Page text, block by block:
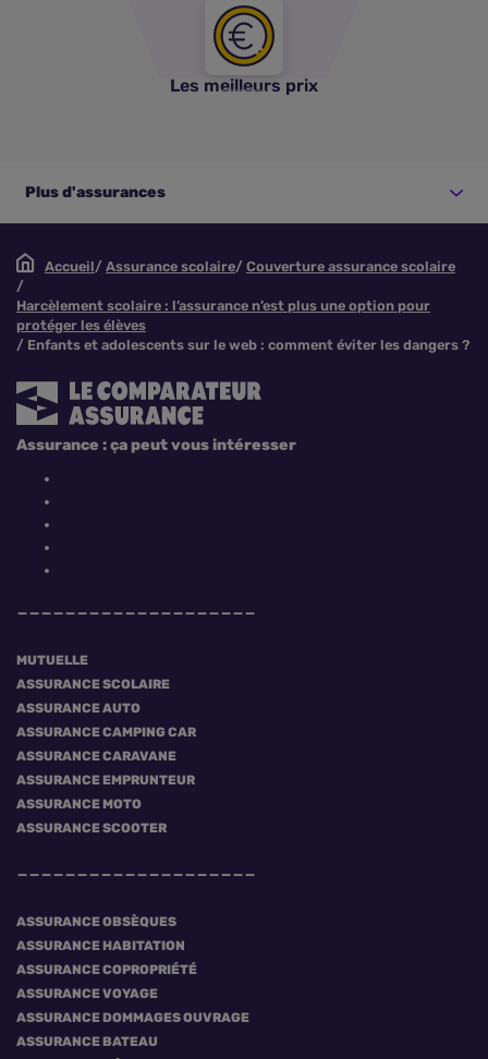
Les meilleurs prix
Plus d'assurances
Accueil Assurance scolaire Couverture assurance scolaire
Harcèlement scolaire : l’assurance n’est plus une option pour
protéger les élèves
Enfants et adolescents sur le web : comment éviter les dangers ?
MUTUELLE
ASSURANCE SCOLAIRE
ASSURANCE AUTO
ASSURANCE CAMPING CAR
ASSURANCE CARAVANE
ASSURANCE EMPRUNTEUR
ASSURANCE MOTO
ASSURANCE SCOOTER
ASSURANCE OBSÈQUES
ASSURANCE HABITATION
ASSURANCE COPROPRIÉTÉ
ASSURANCE VOYAGE
ASSURANCE DOMMAGES OUVRAGE
ASSURANCE BATEAU
Assurance : ça peut vous intéresser